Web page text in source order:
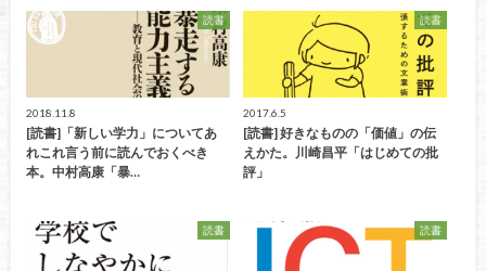
読書
2018.11.8
[読書]「新しい学力」についてあ
れこれ言う前に読んでおくべき
本。中村高康「暴…
読書
2017.6.5
[読書] 好きなものの「価値」の伝
えかた。川崎昌平「はじめての批
評」
読書 読書